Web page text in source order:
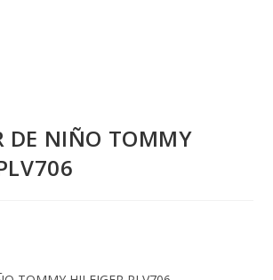
DE NIÑO TOMMY